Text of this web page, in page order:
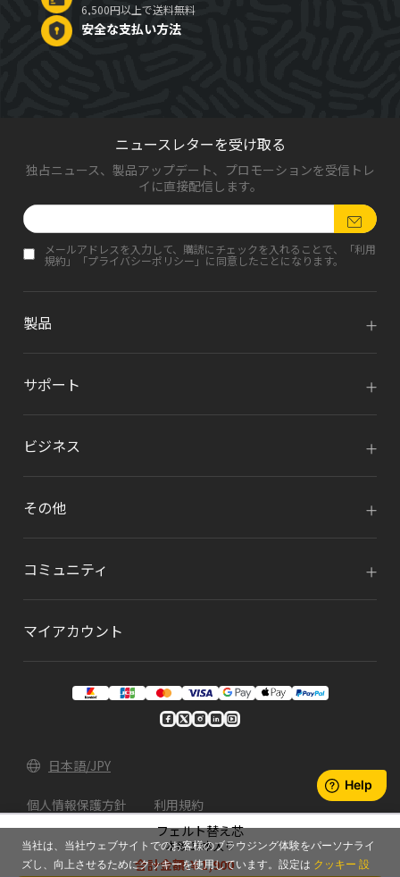
フェルト替え芯
本数:10本入り
合計金額:￥1,900
6,500円以上で送料無料
安全な支払い方法
ニュースレターを受け取る
独占ニュース、製品アップデート、プロモーションを受信トレ
イに直接配信します。
メールアドレスを入力して、購読にチェックを入れることで、「利用
規約 」「プライバシーポリシー 」に同意したことになります。
製品
サポート
ビジネス
その他
コミュニティ
マイアカウント
日本語/JPY
個人情報保護方針 利用規約
© 2026 Xencelabs Technologies Ltd. All Rights
Reserved.
当社は、当社ウェブサイトでのお客様のブラウジング体験をパーソナライ
ズし、向上させるためにクッキーを使用しています。設定は クッキー 設